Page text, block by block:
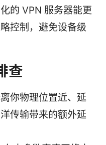
的 VPN 服务器能更
控制，避免设备级
查
你物理位置近、延
传输带来的额外延